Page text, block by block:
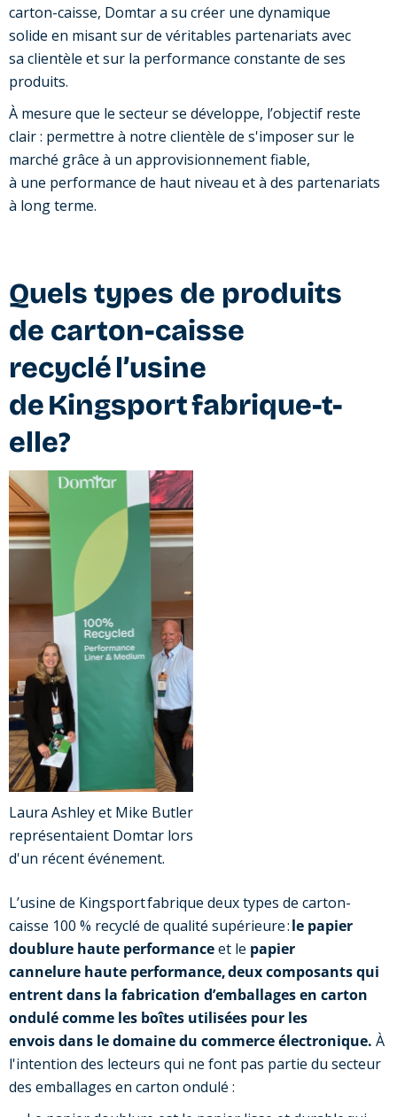
carton-caisse, Domtar a su créer une dynamique
solide en misant sur de véritables partenariats avec
sa clientèle et sur la performance constante de ses
produits.
À mesure que le secteur se développe, l’objectif reste
clair : permettre à notre clientèle de s'imposer sur le
marché grâce à un approvisionnement fiable,
à une performance de haut niveau et à des partenariats
à long terme.
Quels types de produits
de carton-caisse
recyclé l’usine
de Kingsport fabrique-t-
elle?
Laura Ashley et Mike Butler
représentaient Domtar lors
d'un récent événement.
L’usine de Kingsport fabrique deux types de carton-
caisse 100 % recyclé de qualité supérieure :le papier
doublure haute performanceet le papier
cannelure haute performance, deux composants qui
entrent dans la fabrication d’emballages en carton
ondulé comme les boîtes utilisées pour les
envois dans le domaine du commerce électronique. À
l'intention des lecteurs qui ne font pas partie du secteur
des emballages en carton ondulé :